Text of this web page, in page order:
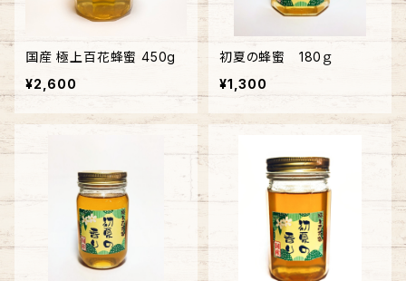
国産 極上百花蜂蜜 450g
¥2,600
初夏の蜂蜜 180ｇ
¥1,300